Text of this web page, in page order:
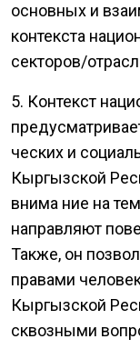
основных и
контекста
секторов/
5. Контекст
ческих и
Кыргызской
внима­ ние на
направляют
Также, он
правами
Кыргызской
сквозными